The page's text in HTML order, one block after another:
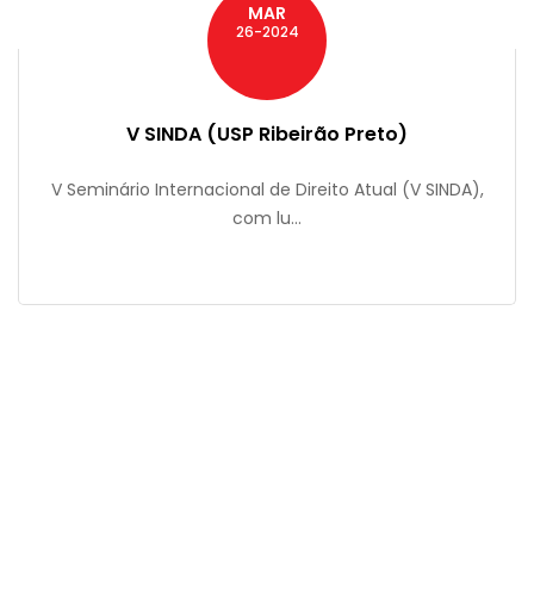
MAR
26-2024
V SINDA (USP Ribeirão Preto)
V Seminário Internacional de Direito Atual (V SINDA),
com lu...